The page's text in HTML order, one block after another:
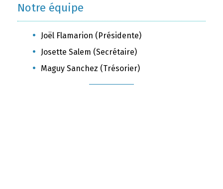
Notre équipe
Joël Flamarion (Présidente)
Josette Salem (Secrétaire)
Maguy Sanchez (Trésorier)